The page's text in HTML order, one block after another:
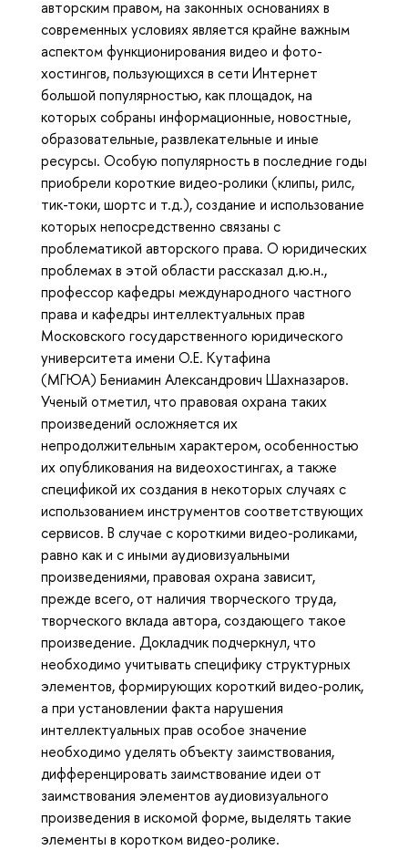
авторским правом, на законных основаниях в
современных условиях является крайне важным
аспектом функционирования видео и фото-
хостингов, пользующихся в сети Интернет
большой популярностью, как площадок, на
которых собраны информационные, новостные,
образовательные, развлекательные и иные
ресурсы. Особую популярность в последние годы
приобрели короткие видео-ролики (клипы, рилс,
тик-токи, шортс и т.д.), создание и использование
которых непосредственно связаны с
проблематикой авторского права. О юридических
проблемах в этой области рассказал д.ю.н.,
профессор кафедры международного частного
права и кафедры интеллектуальных прав
Московского государственного юридического
университета имени О.Е. Кутафина
(МГЮА) Бениамин Александрович Шахназаров.
Ученый отметил, что правовая охрана таких
произведений осложняется их
непродолжительным характером, особенностью
их опубликования на видеохостингах, а также
спецификой их создания в некоторых случаях с
использованием инструментов соответствующих
сервисов. В случае с короткими видео-роликами,
равно как и с иными аудиовизуальными
произведениями, правовая охрана зависит,
прежде всего, от наличия творческого труда,
творческого вклада автора, создающего такое
произведение. Докладчик подчеркнул, что
необходимо учитывать специфику структурных
элементов, формирующих короткий видео-ролик,
а при установлении факта нарушения
интеллектуальных прав особое значение
необходимо уделять объекту заимствования,
дифференцировать заимствование идеи от
заимствования элементов аудиовизуального
произведения в искомой форме, выделять такие
элементы в коротком видео-ролике.